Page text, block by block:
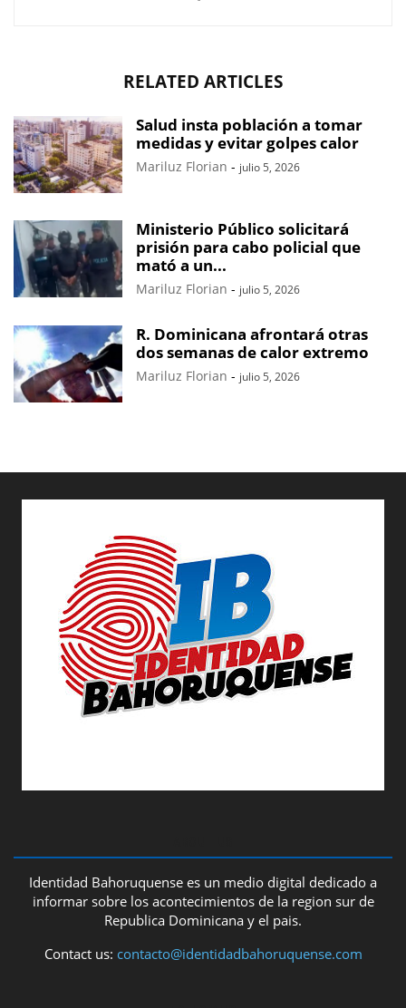
RELATED ARTICLES
Salud insta población a tomar
medidas y evitar golpes calor
Mariluz Florian - julio 5, 2026
Ministerio Público solicitará
prisión para cabo policial que
mató a un...
Mariluz Florian - julio 5, 2026
R. Dominicana afrontará otras
dos semanas de calor extremo
Mariluz Florian - julio 5, 2026
Identidad Bahoruquense es un medio digital dedicado a
informar sobre los acontecimientos de la region sur de
Republica Dominicana y el pais.
Contact us: contacto@identidadbahoruquense.com